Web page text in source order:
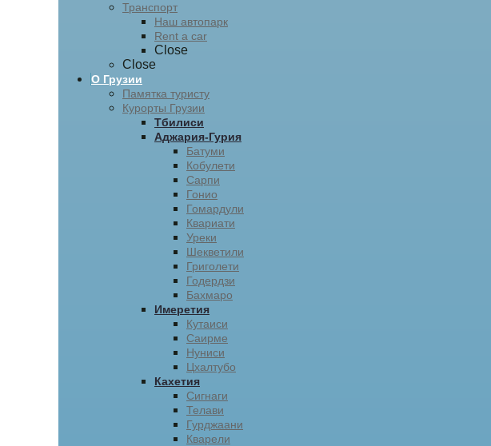
Транспорт
Наш автопарк
Rent a car
Close
Close
О Грузии
Памятка туристу
Курорты Грузии
Тбилиси
Аджария-Гурия
Батуми
Кобулети
Сарпи
Гонио
Гомардули
Квариати
Уреки
Шекветили
Григолети
Годердзи
Бахмаро
Имеретия
Кутаиси
Саирме
Нуниси
Цхалтубо
Кахетия
Сигнаги
Телави
Гурджаани
Кварели